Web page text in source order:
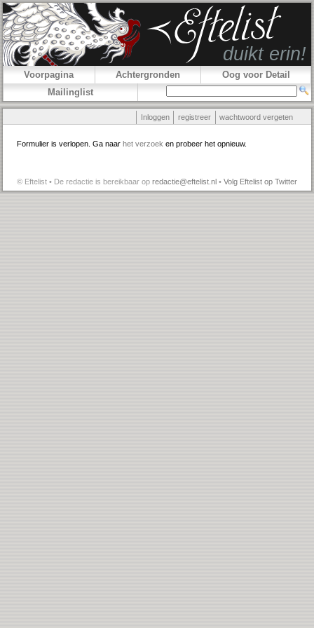
Voorpagina Achtergronden
Oog voor Detail
Mailinglist
Inloggen registreer wachtwoord vergeten
Formulier is verlopen. Ga naar het verzoek en probeer het opnieuw.
© Eftelist • De redactie is bereikbaar op redactie@eftelist.nl • Volg Eftelist op Twitter